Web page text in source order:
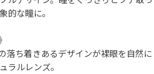
的な瞳に。
落ち着きあるデザインが裸眼を自然に
ラルレンズ。